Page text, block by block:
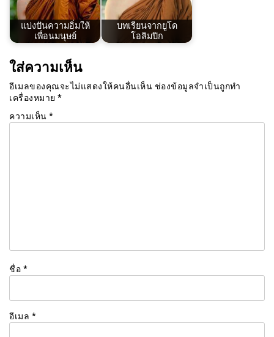
แบ่งปันความอิ่มให้
เพื่อนมนุษย์
บทเรียนจากยูโด
โอลิมปิก
ใส่ความเห็น
อีเมลของคุณจะไม่แสดงให้คนอื่นเห็น ช่องข้อมูลจำเป็นถูกทำ
เครื่องหมาย *
ความเห็น *
ชื่อ *
อีเมล *